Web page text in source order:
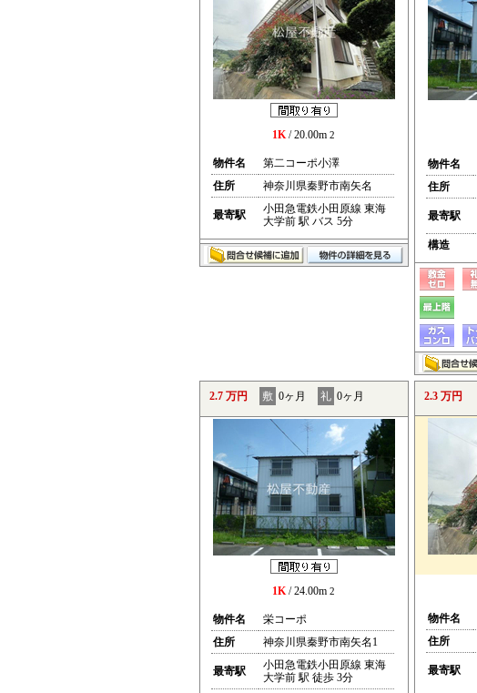
1K/ 20.00m 2
物件名
第二コーポ小澤
住所
神奈川県秦野市南矢名
最寄駅
小田急電鉄小田原線 東海
大学前 駅 バス 5分
物件名
住所
最寄駅
構造
2.7 万円 敷 0ヶ月 礼 0ヶ月
1K/ 24.00m 2
物件名
栄コーポ
住所
神奈川県秦野市南矢名1
最寄駅
小田急電鉄小田原線 東海
大学前 駅 徒歩 3分
2.3 万円
物件名
住所
最寄駅